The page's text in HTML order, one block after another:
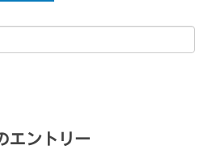
エントリー